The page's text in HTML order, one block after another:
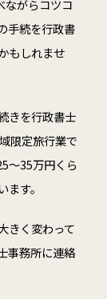
ながらコツコ
手続を行政書
もしれませ
きを行政書士
限定旅行業で
～35万円くら
す。
きく変わって
事務所に連絡